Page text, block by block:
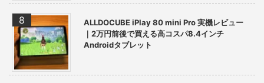
ALLDOCUBE iPlay 80 mini Pro 実機レビュー
｜2万円前後で買える高コスパ8.4インチ
Androidタブレット